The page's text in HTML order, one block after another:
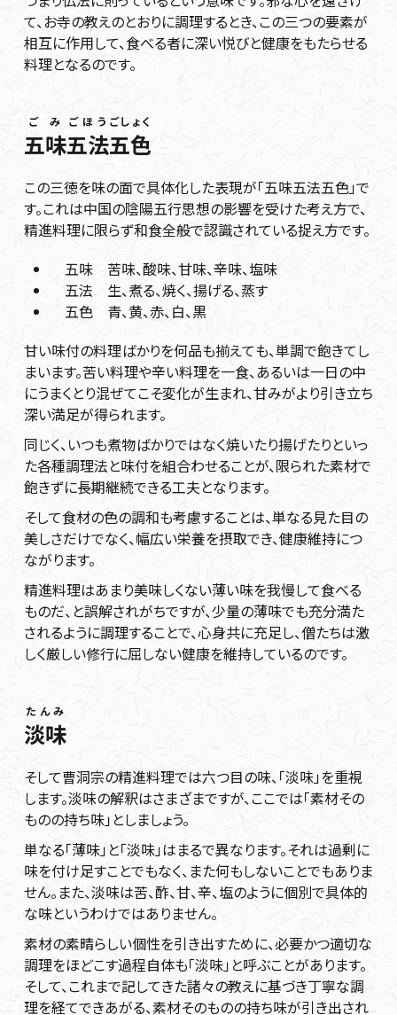
て、お寺の教えのとおりに調理するとき、この三つの要素が
相互に作用して、食べる者に深い悦びと健康をもたらせる
料理となるのです。
五味
ごみ
五法
ごほう
五色
ごしょく
この三徳を味の面で具体化した表現が「五味五法五色」で
す。これは中国の陰陽五行思想の影響を受けた考え方で、
精進料理に限らず和食全般で認識されている捉え方です。
五味 苦味、酸味、甘味、辛味、塩味
五法 生、煮る、焼く、揚げる、蒸す
五色 青、黄、赤、白、黒
甘い味付の料理ばかりを何品も揃えても、単調で飽きてし
まいます。苦い料理や辛い料理を一食、あるいは一日の中
にうまくとり混ぜてこそ変化が生まれ、甘みがより引き立ち
深い満足が得られます。
同じく、いつも煮物ばかりではなく焼いたり揚げたりといっ
た各種調理法と味付を組合わせることが、限られた素材で
飽きずに長期継続できる工夫となります。
そして食材の色の調和も考慮することは、単なる見た目の
美しさだけでなく、幅広い栄養を摂取でき、健康維持につ
ながります。
精進料理はあまり美味しくない薄い味を我慢して食べる
ものだ、と誤解されがちですが、少量の薄味でも充分満た
されるように調理することで、心身共に充足し、僧たちは激
しく厳しい修行に屈しない健康を維持しているのです。
淡味
たんみ
そして曹洞宗の精進料理では六つ目の味、「淡味」を重視
します。淡味の解釈はさまざまですが、ここでは「素材その
ものの持ち味」としましょう。
単なる「薄味」と「淡味」はまるで異なります。それは過剰に
味を付け足すことでもなく、また何もしないことでもありま
せん。また、淡味は苦、酢、甘、辛、塩のように個別で具体的
な味というわけではありません。
素材の素晴らしい個性を引き出すために、必要かつ適切な
調理をほどこす過程自体も「淡味」と呼ぶことがあります。
そして、これまで記してきた諸々の教えに基づき丁寧な調
理を経てできあがる、素材そのものの持ち味が引き出され